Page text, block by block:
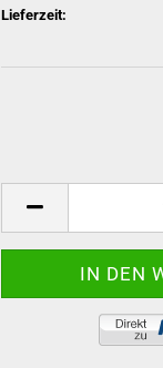
Lieferzeit: